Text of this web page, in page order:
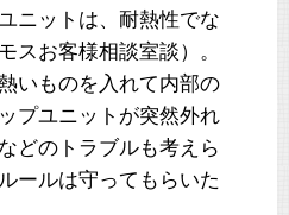
ニットは、耐熱性でな
スお客様相談室談）。
いものを入れて内部の
プユニットが突然外れ
どのトラブルも考えら
ールは守ってもらいた